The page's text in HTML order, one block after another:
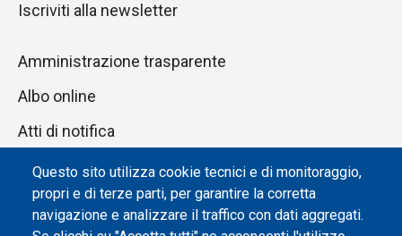
Questo sito utilizza cookie tecnici e di monitoraggio,
propri e di terze parti, per garantire la corretta
navigazione e analizzare il traffico con dati aggregati.
Iscriviti alla newsletter
Amministrazione trasparente
Albo online
Atti di notifica
Dichiarazione di accessibilità
Impostazione dei cookie